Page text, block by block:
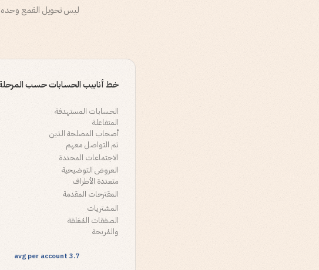
ليس تحويل القمع وحده.
خط أنابيب الحسابات حسب
الحسابات المستهدفة
المتفاعلة
أصحاب المصلحة الذين
تم التواصل معهم
الاجتماعات المحددة
العروض التوضيحية
متعددة الأطراف
المقترحات المقدمة
المشتريات
الصفقات المُغلقة
والمُربحة
3.7 avg per account